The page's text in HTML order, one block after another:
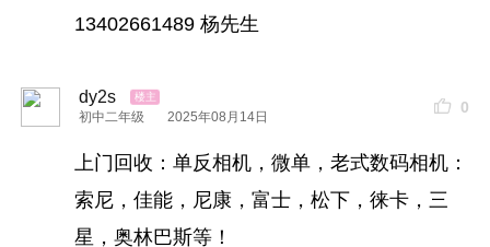
13402661489 杨先生
dy2s
初中二年级 2025年08月14日
0
上门回收：单反相机，微单，老式数码相机：
索尼，佳能，尼康，富士，松下，徕卡，三
星，奥林巴斯等！